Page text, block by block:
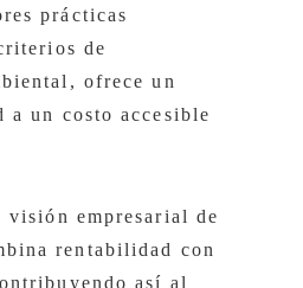
prácticas
de
ofrece un
a un costo accesible
visión empresarial de
rentabilidad con
así al